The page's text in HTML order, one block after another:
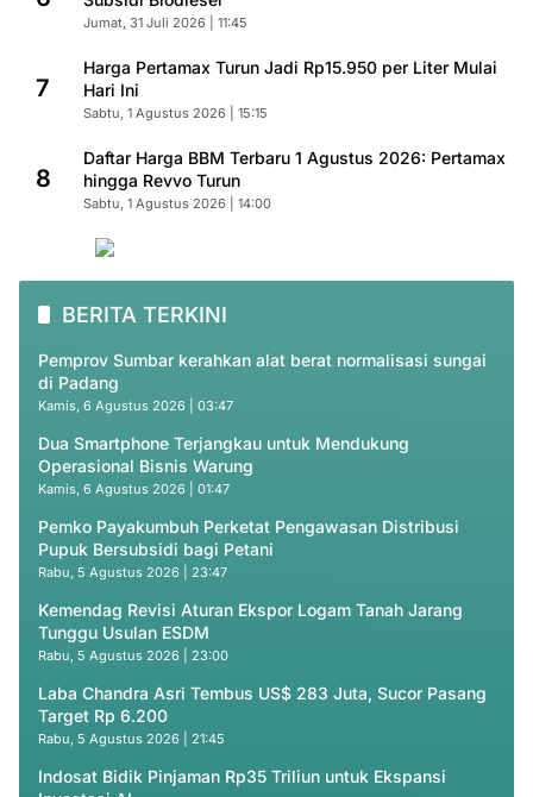
Jumat, 31 Juli 2026 | 11:45
7
Harga Pertamax Turun Jadi Rp15.950 per Liter Mulai
Hari Ini
Sabtu, 1 Agustus 2026 | 15:15
8
Daftar Harga BBM Terbaru 1 Agustus 2026: Pertamax
hingga Revvo Turun
Sabtu, 1 Agustus 2026 | 14:00
BERITA TERKINI
Pemprov Sumbar kerahkan alat berat normalisasi sungai
di Padang
Kamis, 6 Agustus 2026 | 03:47
Dua Smartphone Terjangkau untuk Mendukung
Operasional Bisnis Warung
Kamis, 6 Agustus 2026 | 01:47
Pemko Payakumbuh Perketat Pengawasan Distribusi
Pupuk Bersubsidi bagi Petani
Rabu, 5 Agustus 2026 | 23:47
Kemendag Revisi Aturan Ekspor Logam Tanah Jarang
Tunggu Usulan ESDM
Rabu, 5 Agustus 2026 | 23:00
Laba Chandra Asri Tembus US$ 283 Juta, Sucor Pasang
Target Rp 6.200
Rabu, 5 Agustus 2026 | 21:45
Indosat Bidik Pinjaman Rp35 Triliun untuk Ekspansi